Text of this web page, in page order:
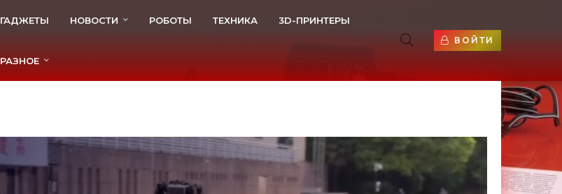
ГАДЖЕТЫ НОВОСТИ РОБОТЫ ТЕХНИКА 3D-ПРИНТЕРЫ
РАЗНОЕ
ВОЙТИ